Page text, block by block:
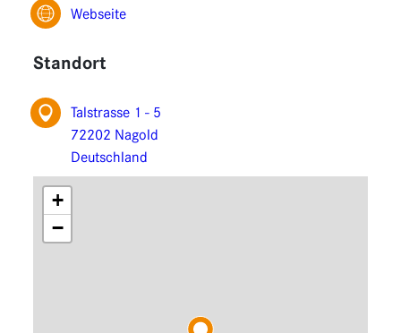
Webseite
Standort
Talstrasse 1 - 5
72202 Nagold
Deutschland
+
−